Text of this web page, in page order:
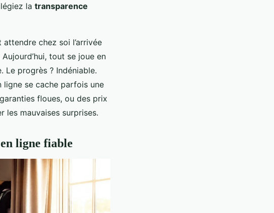
la transparence
chez soi l’arrivée
tout se joue en
Le progrès ? Indéniable.
ligne se cache parfois une
floues, ou des prix
les mauvaises surprises.
ligne fiable